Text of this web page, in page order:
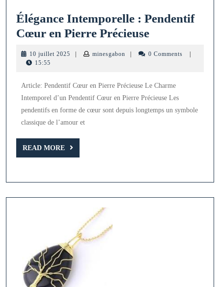
Élégance Intemporelle : Pendentif
Cœur en Pierre PrécieuseÉlégance
Cœur
en
10 juillet 2025 10| minesgabon minesgabon
| 0 Comments
|
15:55
Article: Pendentif Cœur en Pierre Précieuse Le Charme
Intemporel d’un Pendentif Cœur en Pierre Précieuse Les
pendentifs en forme de cœur sont depuis longtemps un symbole
classique de l’amour et
READ MORE
READ
MORE